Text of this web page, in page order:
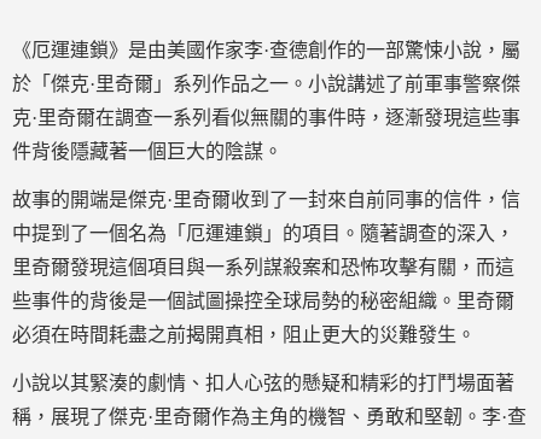
《厄運連鎖》是由美國作家李·查德創作的一部驚悚小說，屬
於「傑克·里奇爾」系列作品之一。小說講述了前軍事警察傑
克·里奇爾在調查一系列看似無關的事件時，逐漸發現這些事
件背後隱藏著一個巨大的陰謀。
故事的開端是傑克·里奇爾收到了一封來自前同事的信件，信
中提到了一個名為「厄運連鎖」的項目。隨著調查的深入，
里奇爾發現這個項目與一系列謀殺案和恐怖攻擊有關，而這
些事件的背後是一個試圖操控全球局勢的秘密組織。里奇爾
必須在時間耗盡之前揭開真相，阻止更大的災難發生。
小說以其緊湊的劇情、扣人心弦的懸疑和精彩的打鬥場面著
稱，展現了傑克·里奇爾作為主角的機智、勇敢和堅韌。李·查